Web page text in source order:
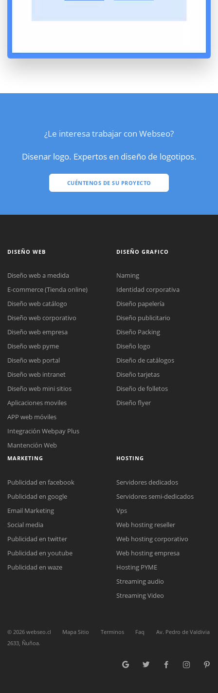
¿Le interesa trabajar con Webseo?
Disenar logo. Expertos en diseño de logotipos.
CUÉNTENOS DE SU PROYECTO
Reunión online
Nuestros ejecutivos le enviarán un correo electrónico con el enlace a
Cotización
Complete el formulario y nos contactaremos a la brevedad.
Chat Online
Todos nuestros ejecutivos están fuera de línea. Complete el formulario
para enviarnos un correo electrónico con sus datos personales.
DISEÑO WEB
Diseño web a medida
E-commerce (Tienda online)
Diseño web catálogo
Diseño web corporativo
Diseño web empresa
Diseño web pyme
Diseño web portal
Diseño web intranet
Diseño web mini sitios
Aplicaciones moviles
APP web móviles
Integración Webpay Plus
Mantención Web
DISEÑO GRAFICO
Naming
Identidad corporativa
Diseño papelería
Diseño publicitario
Diseño Packing
Diseño logo
Diseño de catálogos
Diseño tarjetas
Diseño de folletos
Diseño flyer
MARKETING
Publicidad en facebook
Publicidad en google
Email Marketing
Social media
Publicidad en twitter
Publicidad en youtube
Publicidad en waze
HOSTING
Servidores dedicados
Servidores semi-dedicados
Vps
Web hosting reseller
Web hosting corporativo
Web hosting empresa
Hosting PYME
Streaming audio
Streaming Video
© 2026 webseo.cl Mapa Sitio Terminos Faq
Av. Pedro de Valdivia
2633, Ñuñoa.